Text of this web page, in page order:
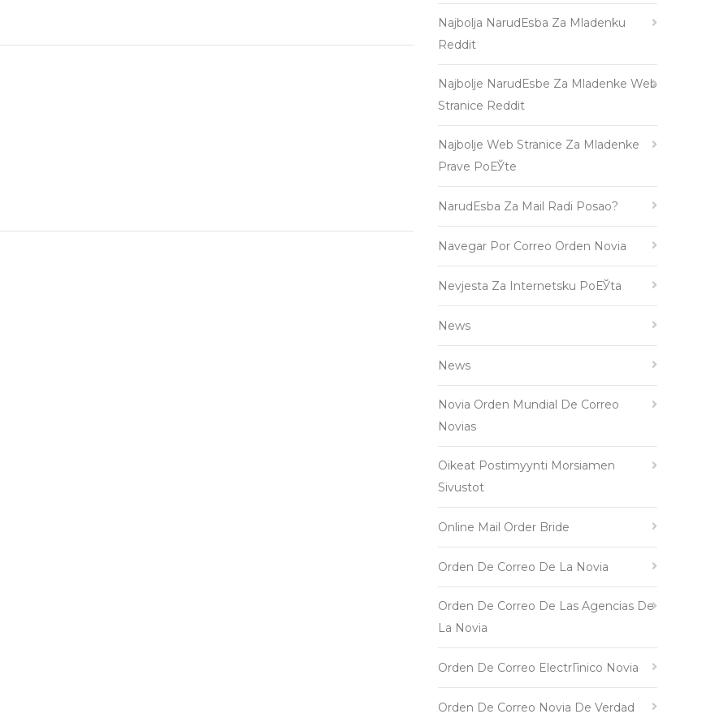
Najbolja NarudЕѕba Za Mladenku
Reddit
Najbolje NarudЕѕbe Za Mladenke Web
Stranice Reddit
Najbolje Web Stranice Za Mladenke
Prave PoЕЎte
NarudЕѕba Za Mail Radi Posao?
Navegar Por Correo Orden Novia
Nevjesta Za Internetsku PoЕЎta
News
News
Novia Orden Mundial De Correo
Novias
Oikeat Postimyynti Morsiamen
Sivustot
Online Mail Order Bride
Orden De Correo De La Novia
Orden De Correo De Las Agencias De
La Novia
Orden De Correo ElectrГіnico Novia
Orden De Correo Novia De Verdad